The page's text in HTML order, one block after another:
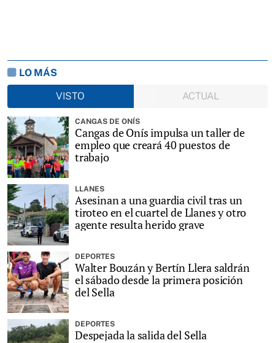
LO MÁS
VISTO
ACTUAL
CANGAS DE ONÍS
Cangas de Onís impulsa un taller de
empleo que creará 40 puestos de
trabajo
LLANES
Asesinan a una guardia civil tras un
tiroteo en el cuartel de Llanes y otro
agente resulta herido grave
DEPORTES
Walter Bouzán y Bertín Llera saldrán
el sábado desde la primera posición
del Sella
DEPORTES
Despejada la salida del Sella